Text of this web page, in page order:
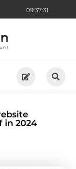
09:37:33
in 2024